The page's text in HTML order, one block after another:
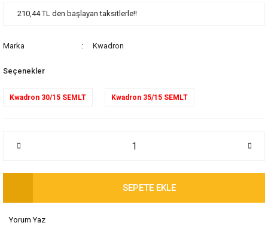
210,44 TL den başlayan taksitlerle!!
Marka Kwadron
Seçenekler
Kwadron 30/15 SEMLT Kwadron 35/15 SEMLT
SEPETE EKLE
Yorum Yaz